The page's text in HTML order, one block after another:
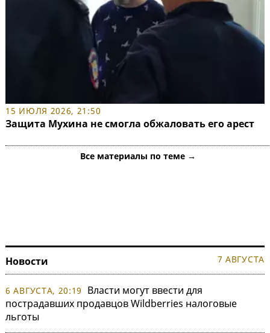
15 ИЮЛЯ 2026, 21:50
Защита Мухина не смогла обжаловать его арест
Все материалы по теме →
Новости 7 АВГУСТА
6 АВГУСТА, 20:19
Власти могут ввести для
пострадавших продавцов Wildberries налоговые
льготы